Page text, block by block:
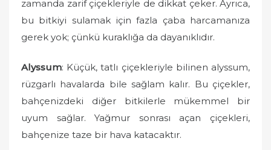
zamanda zarif çiçekleriyle de dikkat çeker. Ayrıca,
bu bitkiyi sulamak için fazla çaba harcamanıza
gerek yok; çünkü kuraklığa da dayanıklıdır.
Alyssum: Küçük, tatlı çiçekleriyle bilinen alyssum,
rüzgarlı havalarda bile sağlam kalır. Bu çiçekler,
bahçenizdeki diğer bitkilerle mükemmel bir
uyum sağlar. Yağmur sonrası açan çiçekleri,
bahçenize taze bir hava katacaktır.